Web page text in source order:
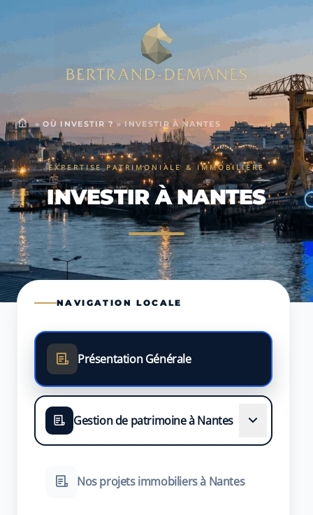
»OÙ INVESTIR ? » INVESTIR À NANTES
EXPERTISE PATRIMONIALE & IMMOBILIÈRE
INVESTIR À NANTES
NAVIGATION LOCALE
Présentation Générale
Gestion de patrimoine à Nantes
Nos projets immobiliers à Nantes